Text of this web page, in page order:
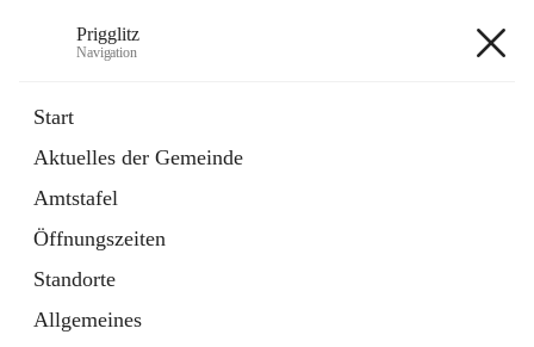
Prigglitz
Navigation
Start
Aktuelles der Gemeinde
Amtstafel
Öffnungszeiten
Standorte
Allgemeines
Externe Webseite
in
Tab
Gemeindezeitung
Ordner
öffnet
in
neuem
Tab